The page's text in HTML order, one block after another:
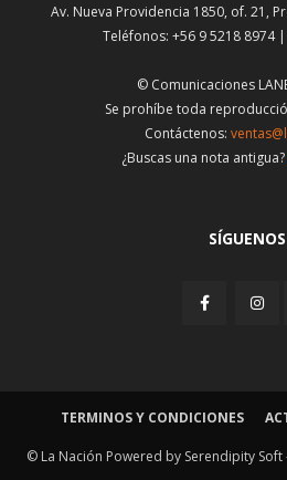
Av. Nueva Providencia 1850, of. 21,
Teléfonos: +56 9 5218 8974
© Comunicaciones
Se prohíbe toda
Contáctenos:
¿Buscas una nota antigua?
SÍGUENOS
TERMINOS Y CONDICIONES
© La Nación Powered by Serendipity Soft